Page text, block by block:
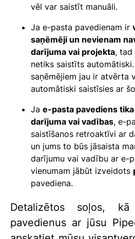
vēl var saistīt manuāli.
Ja e-pasta pavedienam ir
saņēmēji un nevienam
darījuma vai projekta, tad
netiks saistīts
saņēmējiem jau ir atvērta
automātiski saistīsies ar
Ja e-pasta pavediens
darījuma vai vadības, e-
saistīšanos retroaktīvi ar
un jums to būs jāsaista
darījumu vai vadību ar e-
vienumam jābūt izveidots
pavediena.
Detalizētos soļos,
pavedienus ar jūsu